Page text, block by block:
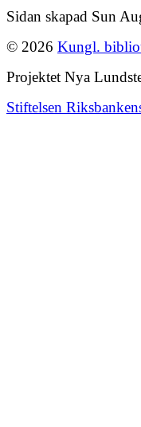
Sidan skapad Sun
© 2026 Kungl.
Projektet Nya
Stiftelsen